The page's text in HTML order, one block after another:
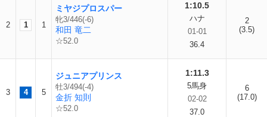
2 1 1
ミヤジプロスパー
牝3/446(-6)
和田 竜二
☆52.0
1:10.5
ハナ
01-01
36.4
2
(3.5)
3 4 5
ジュニアプリンス
牡3/494(-4)
金折 知則
☆52.0
1:11.3
5馬身
02-02
37.0
6
(17.0)